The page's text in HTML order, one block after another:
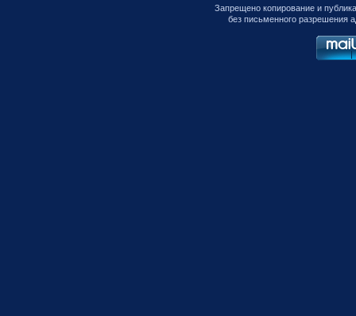
Запрещено копирование и
без письменного разрешения